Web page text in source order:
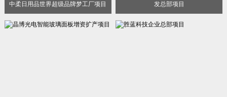
中柔日用品世界超级品牌梦工厂项目
发总部项目